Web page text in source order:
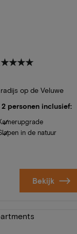
★★★★
op de Veluwe
personen inclusief:
in de natuur
Bekijk